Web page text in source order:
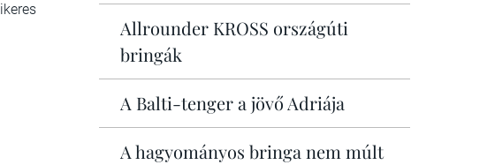
Allrounder KROSS országúti
bringák
A Balti-tenger a jövő Adriája
A hagyományos bringa nem múlt